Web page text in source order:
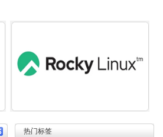
热门标签